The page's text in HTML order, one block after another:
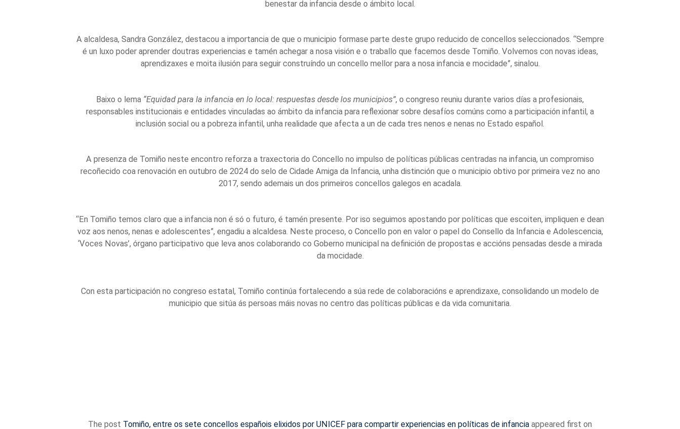
benestar da infancia desde o ámbito local.
A alcaldesa, Sandra González, destacou a importancia de que o municipio formase parte deste grupo reducido de concellos seleccionados. “Sempre
é un luxo poder aprender doutras experiencias e tamén achegar a nosa visión e o traballo que facemos desde Tomiño. Volvemos con novas ideas,
aprendizaxes e moita ilusión para seguir construíndo un concello mellor para a nosa infancia e mocidade”, sinalou.
Baixo o lema “Equidad para la infancia en lo local: respuestas desde los municipios”, o congreso reuniu durante varios días a profesionais,
responsables institucionais e entidades vinculadas ao ámbito da infancia para reflexionar sobre desafíos comúns como a participación infantil, a
inclusión social ou a pobreza infantil, unha realidade que afecta a un de cada tres nenos e nenas no Estado español.
A presenza de Tomiño neste encontro reforza a traxectoria do Concello no impulso de políticas públicas centradas na infancia, un compromiso
recoñecido coa renovación en outubro de 2024 do selo de Cidade Amiga da Infancia, unha distinción que o municipio obtivo por primeira vez no ano
2017, sendo ademais un dos primeiros concellos galegos en acadala.
“En Tomiño temos claro que a infancia non é só o futuro, é tamén presente. Por iso seguimos apostando por políticas que escoiten, impliquen e dean
voz aos nenos, nenas e adolescentes”, engadiu a alcaldesa. Neste proceso, o Concello pon en valor o papel do Consello da Infancia e Adolescencia,
‘Voces Novas’, órgano participativo que leva anos colaborando co Goberno municipal na definición de propostas e accións pensadas desde a mirada
da mocidade.
Con esta participación no congreso estatal, Tomiño continúa fortalecendo a súa rede de colaboracións e aprendizaxe, consolidando un modelo de
municipio que sitúa ás persoas máis novas no centro das políticas públicas e da vida comunitaria.
The post Tomiño, entre os sete concellos españois elixidos por UNICEF para compartir experiencias en políticas de infancia appeared first on